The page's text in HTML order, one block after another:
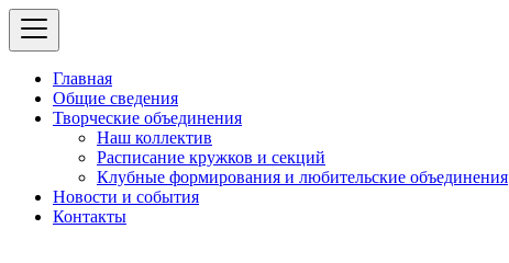
Главная
Общие сведения
Творческие объединения
Наш коллектив
Расписание кружков и секций
Клубные формирования и любительские объединения
Новости и события
Контакты